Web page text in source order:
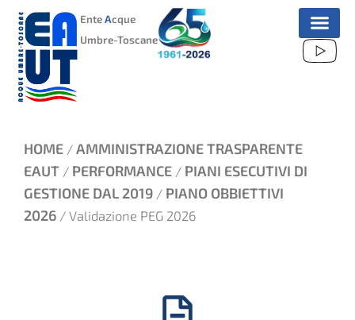
VAI
CONTENUTO
EnteAcque
Umbre-Toscane
HOME / AMMINISTRAZIONE TRASPARENTE
EAUT / PERFORMANCE / PIANI ESECUTIVI DI
GESTIONE DAL 2019 / PIANO OBBIETTIVI
2026 / Validazione PEG 2026